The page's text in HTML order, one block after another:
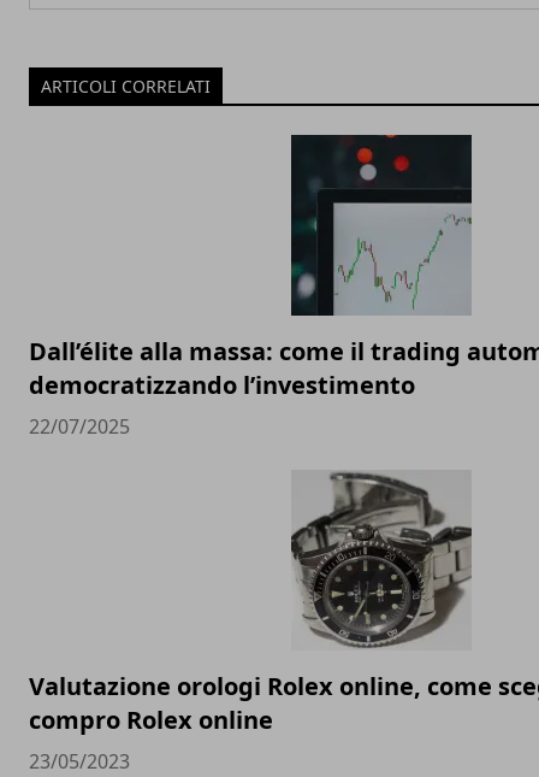
ARTICOLI CORRELATI
Dall’élite alla massa: come il trading
democratizzando l’investimento
22/07/2025
Valutazione orologi Rolex online, come
compro Rolex online
23/05/2023